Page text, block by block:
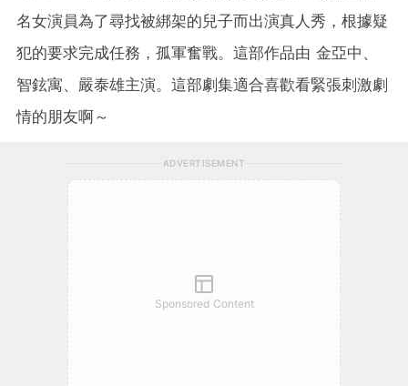
名女演員為了尋找被綁架的兒子而出演真人秀，根據疑
犯的要求完成任務，孤軍奮戰。這部作品由 金亞中、
智鉉寓、嚴泰雄主演。這部劇集適合喜歡看緊張刺激劇
情的朋友啊～
ADVERTISEMENT
Sponsored Content